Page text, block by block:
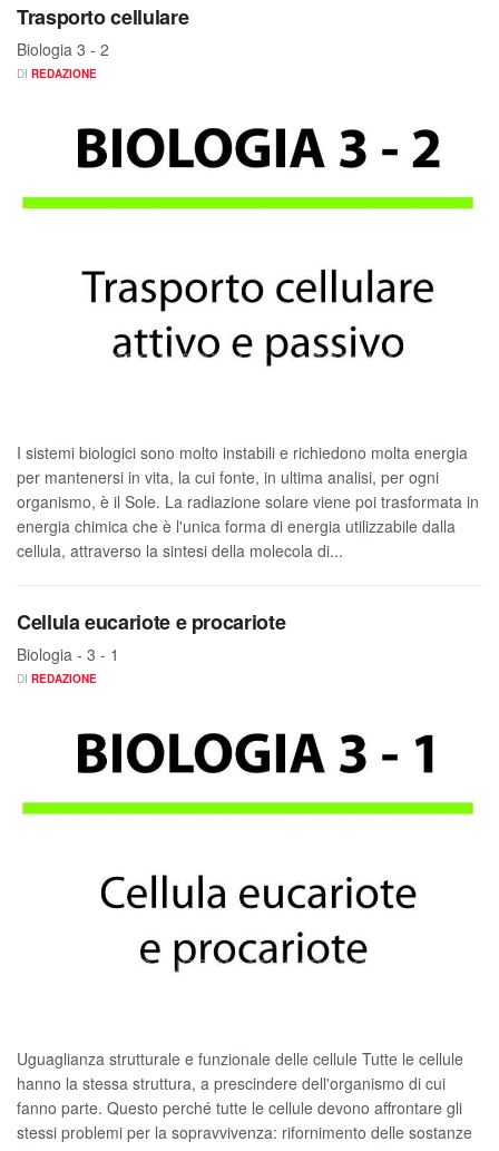
Trasporto cellulare
Biologia 3 - 2
DI REDAZIONE
I sistemi biologici sono molto instabili e richiedono molta energia
per mantenersi in vita, la cui fonte, in ultima analisi, per ogni
organismo, è il Sole. La radiazione solare viene poi trasformata in
energia chimica che è l'unica forma di energia utilizzabile dalla
cellula, attraverso la sintesi della molecola di...
Cellula eucariote e procariote
Biologia - 3 - 1
DI REDAZIONE
Uguaglianza strutturale e funzionale delle cellule Tutte le cellule
hanno la stessa struttura, a prescindere dell'organismo di cui
fanno parte. Questo perché tutte le cellule devono affrontare gli
stessi problemi per la sopravvivenza: rifornimento delle sostanze